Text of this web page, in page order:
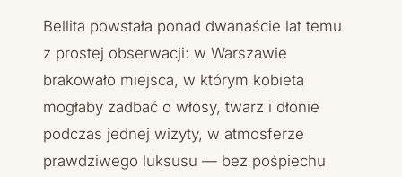
Bellita powstała ponad dwanaście lat temu
z prostej obserwacji: w Warszawie
brakowało miejsca, w którym kobieta
mogłaby zadbać o włosy, twarz i dłonie
podczas jednej wizyty, w atmosferze
prawdziwego luksusu — bez pośpiechu